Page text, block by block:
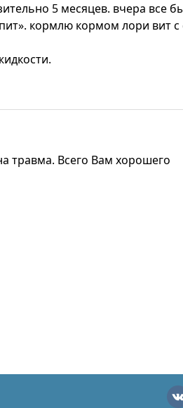
5 месяцев. вчера все
кормлю кормом лори вит
травма. Всего Вам хорошего